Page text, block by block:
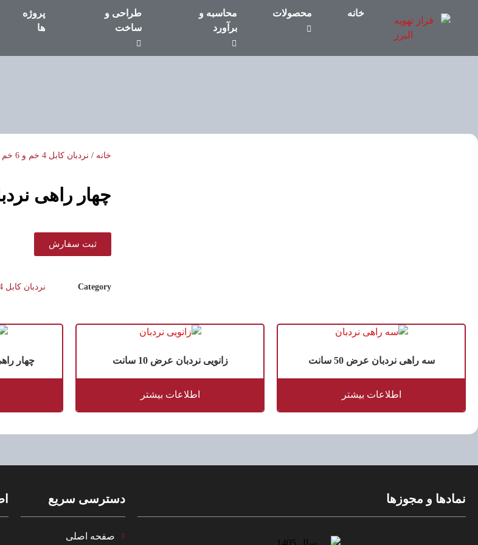
خانه محصولات
محاسبه و
برآورد
طراحی و
ساخت
پروژه
ها
خانه / نردبان کابل 4 خم و 6 خم
چهار راهی نردبان
ثبت سفارش
Category نردبان کابل 4 خم و 6 خم
سه راهی نردبان عرض 50 سانت
اطلاعات بیشتر
زانویی نردبان عرض 10 سانت
اطلاعات بیشتر
چهار راهی
نمادها و مجوزها دسترسی سریع
صفحه اصلی